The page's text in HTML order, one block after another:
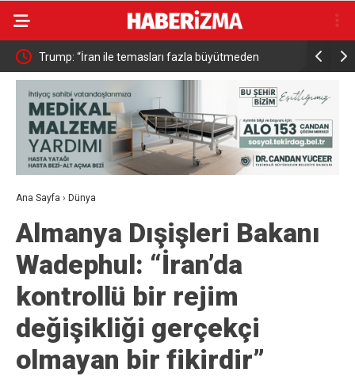
Ortak Trump: “İran ile temasları fazla büyütmeden
yürütüyoruz”
Ana Sayfa › Dünya
Almanya Dışişleri Bakanı
Wadephul: “İran’da
kontrollü bir rejim
değişikliği gerçekçi
olmayan bir fikirdir”